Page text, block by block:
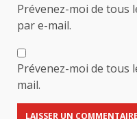
Prévenez-moi de tous
par e-mail.
Prévenez-moi de tous
mail.